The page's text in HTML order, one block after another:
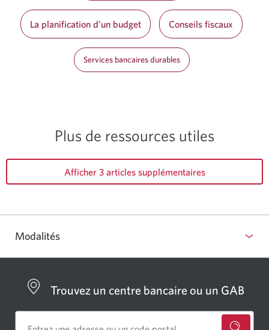
La planification d’un budget Conseils fiscaux
Services bancaires durables
Plus de ressources utiles
Afficher 3 articles supplémentaires
Modalités
Trouvez un centre bancaire ou un GAB